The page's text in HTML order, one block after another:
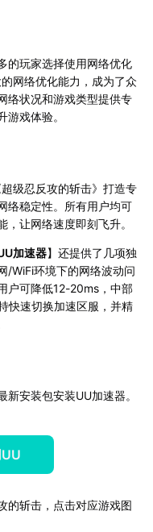
的玩家选择使用网络优化
网络优化能力，成为了众
络状况和游戏类型提供专
戏体验。
级忍反攻的斩击》打造专
络稳定性。所有用户均可
让网络速度即刻飞升。
加速器】还提供了几项独
/WiFi环境下的网络波动问
户可降低12-20ms，中部
快速切换加速区服，并精
安装包安装UU加速器。
的斩击，点击对应游戏图